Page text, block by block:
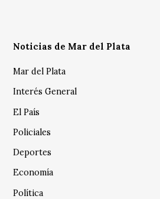
Noticias de Mar del Plata
Mar del Plata
Interés General
El País
Policiales
Deportes
Economía
Política